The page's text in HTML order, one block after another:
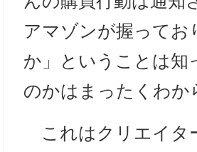
アマゾンが握ってお
か」ということは知
のかはまったくわか
これはクリエイタ